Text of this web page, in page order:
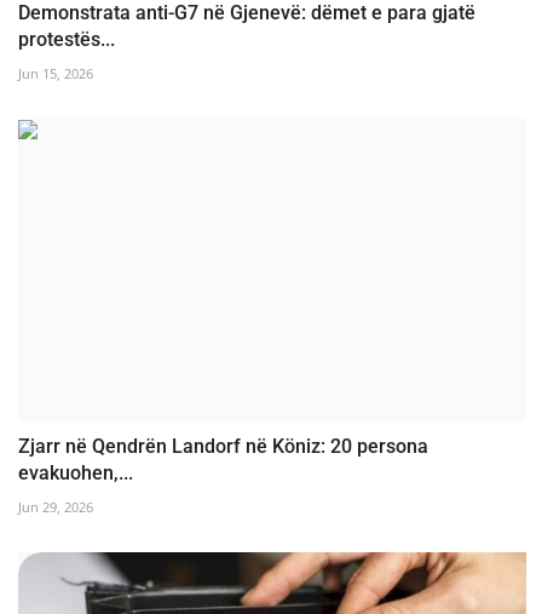
Demonstrata anti-G7 në Gjenevë: dëmet e para gjatë
protestës...
Jun 15, 2026
Zjarr në Qendrën Landorf në Köniz: 20 persona
evakuohen,...
Jun 29, 2026